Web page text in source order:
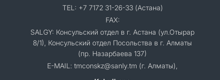
TEL: +7 7172 31-26-33 (Астана)
FAX:
SALGY: Консульский отдел в г. Астана (ул.Отырар
8/1), Консульский отдел Посольства в г. Алматы
(пр. Назарбаева 137)
E-MAIL: tmconskz@sanly.tm (г. Алматы),